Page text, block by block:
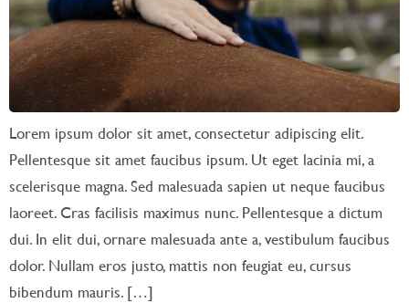
Lorem ipsum dolor sit amet, consectetur adipiscing elit.
Pellentesque sit amet faucibus ipsum. Ut eget lacinia mi, a
scelerisque magna. Sed malesuada sapien ut neque faucibus
laoreet. Cras facilisis maximus nunc. Pellentesque a dictum
dui. In elit dui, ornare malesuada ante a, vestibulum faucibus
dolor. Nullam eros justo, mattis non feugiat eu, cursus
bibendum mauris. […]